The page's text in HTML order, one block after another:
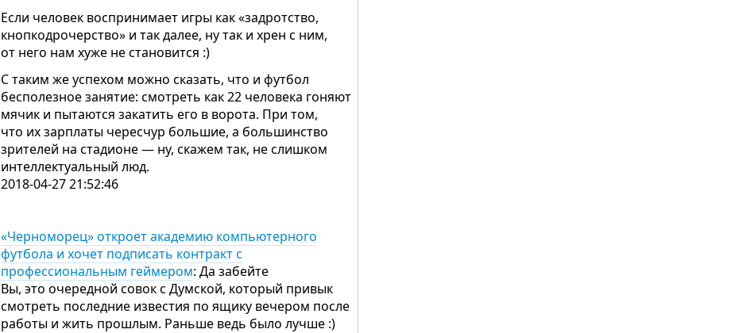
Если человек воспринимает игры как «задротство,
кнопкодрочерство» и так далее, ну так и хрен с ним,
от него нам хуже не становится :)
С таким же успехом можно сказать, что и футбол
бесполезное занятие: смотреть как 22 человека гоняют
мячик и пытаются закатить его в ворота. При том,
что их зарплаты чересчур большие, а большинство
зрителей на стадионе — ну, скажем так, не слишком
интеллектуальный люд.
2018-04-27 21:52:46
«Черноморец» откроет академию компьютерного
футбола и хочет подписать контракт с
профессиональным геймером: Да забейте
Вы, это очередной совок с Думской, который привык
смотреть последние известия по ящику вечером после
работы и жить прошлым. Раньше ведь было лучше :)